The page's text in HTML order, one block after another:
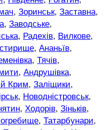
, Зоринськ, Заставна,
, Заводське,
, Радехів, Вилкове,
, Ананьїв,
, Тячів,
, Андрушівка,
Крим, Заліщики,
, Новодністровськ,
, Ходорів, Зіньків,
, Татарбунари,